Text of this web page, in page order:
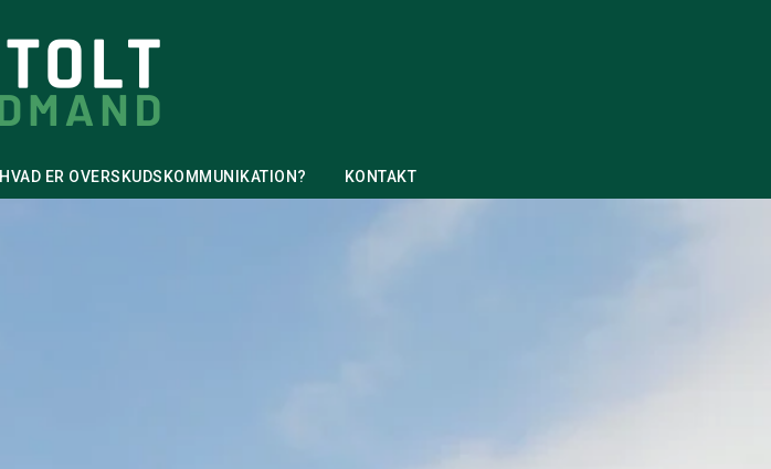
HVAD ER OVERSKUDSKOMMUNIKATION? KONTAKT